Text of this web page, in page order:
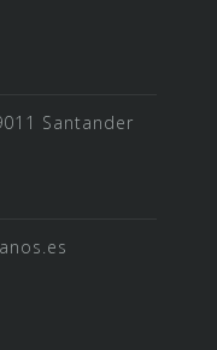
Santander